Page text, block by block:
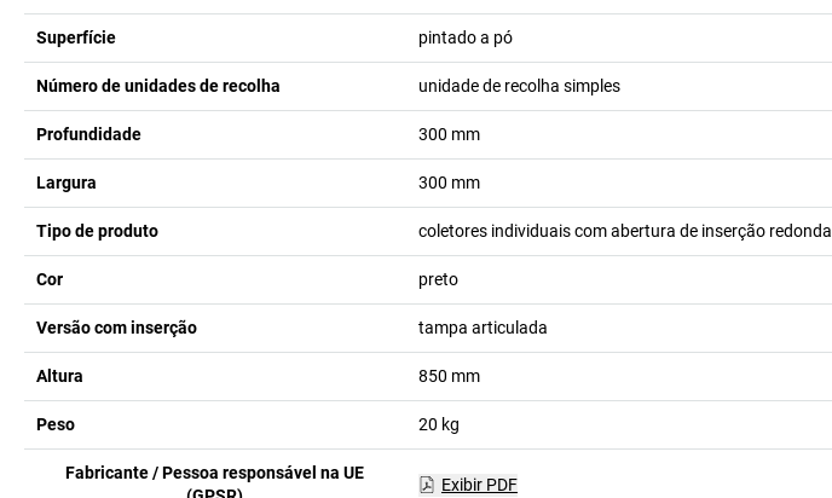
Superfície pintado a pó
Número de unidades de recolha unidade de recolha simples
Profundidade 300 mm
Largura 300 mm
Tipo de produto coletores individuais com abertura de inserção redonda
Cor preto
Versão com inserção tampa articulada
Altura 850 mm
Peso 20 kg
Fabricante / Pessoa responsável na UE
Exibir PDF